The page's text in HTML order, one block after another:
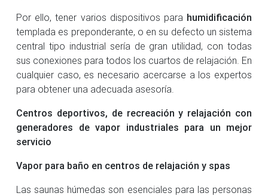
Por ello, tener varios dispositivos para humidificación
templada es preponderante, o en su defecto un sistema
central tipo industrial sería de gran utilidad, con todas
sus conexiones para todos los cuartos de relajación. En
cualquier caso, es necesario acercarse a los expertos
para obtener una adecuada asesoría.
Centros deportivos, de recreación y relajación con
generadores de vapor industriales para un mejor
servicio
Vapor para baño en centros de relajación y spas
Las saunas húmedas son esenciales para las personas